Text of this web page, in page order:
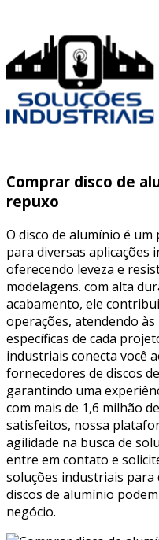
Comprar disco de
repuxo
O disco de alumínio é
para diversas aplicações
oferecendo leveza e
modelagens. com alta
acabamento, ele
operações, atendendo às
específicas de cada
industriais conecta você
fornecedores de discos
garantindo uma
com mais de 1,6 milhão
satisfeitos, nossa
agilidade na busca de
entre em contato e
soluções industriais para
discos de alumínio
negócio.